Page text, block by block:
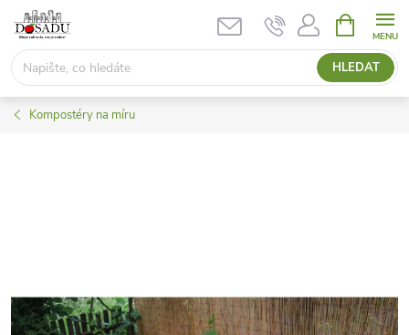
Přejít
obsah
HLEDAT
NÁKUPNÍ
KOŠÍK
Kompostéry na míru